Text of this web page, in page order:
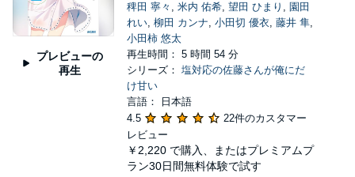
プレビューの
再生
稗田 寧々 , 米内 佑希, 望田 ひまり , 園田
れい, 柳田 カンナ, 小田切 優衣, 藤井 隼,
小田柿 悠太
再生時間： 5 時間 54 分
シリーズ： 塩対応の佐藤さんが俺にだ
け甘い
言語： 日本語
4.5
22件のカスタマー
レビュー
￥2,220 で購入、またはプレミアムプ
ラン30日間無料体験で試す